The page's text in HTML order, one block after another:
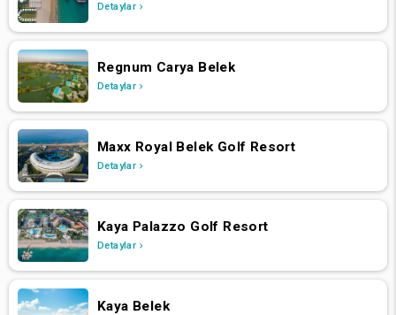
Detaylar
Regnum Carya Belek
Detaylar
Maxx Royal Belek Golf Resort
Detaylar
Kaya Palazzo Golf Resort
Detaylar
Kaya Belek